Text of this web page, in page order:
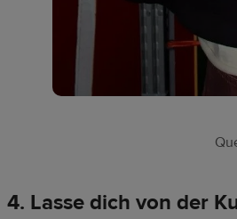
4. Lasse dich von der